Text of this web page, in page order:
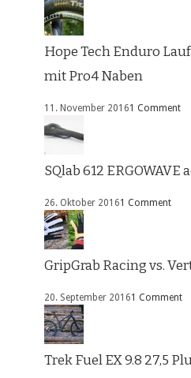
Hope Tech Enduro
mit Pro4 Naben
11. November 20161 Comment
SQlab 612 ERGOWAVE
26. Oktober 20161 Comment
GripGrab Racing vs.
20. September 20161 Comment
Trek Fuel EX 9.8 27,5